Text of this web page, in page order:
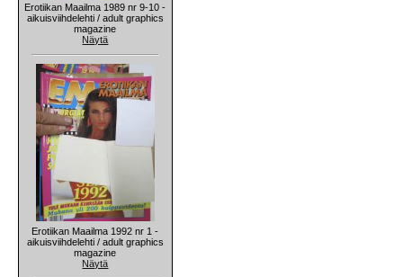
Erotiikan Maailma 1989 nr 9-10 -
aikuisviihdelehti / adult graphics
magazine
Näytä
Erotiikan Maailma 1992 nr 1 -
aikuisviihdelehti / adult graphics
magazine
Näytä